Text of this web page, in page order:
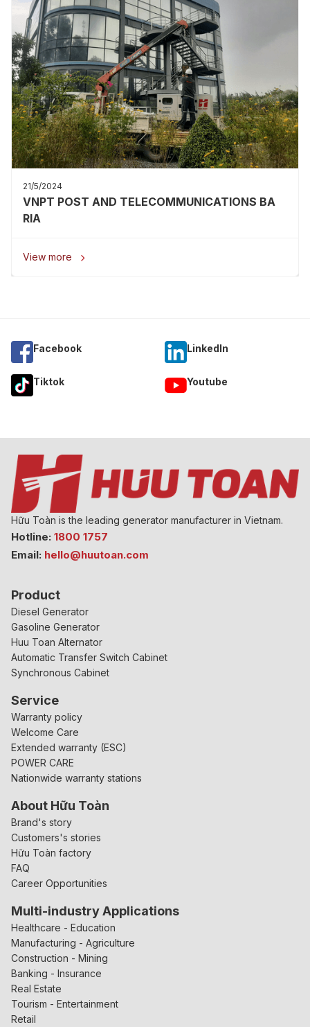
21/5/2024
VNPT POST AND TELECOMMUNICATIONS BA
RIA
View more 
Facebook Linkedln
Tiktok Youtube
Hữu Toàn is the leading generator manufacturer in Vietnam.
Hotline: 1800 1757
Email: hello@huutoan.com
Product
Diesel Generator
Gasoline Generator
Huu Toan Alternator
Automatic Transfer Switch Cabinet
Synchronous Cabinet
Service
Warranty policy
Welcome Care
Extended warranty (ESC)
POWER CARE
Nationwide warranty stations
About Hữu Toàn
Brand's story
Customers's stories
Hữu Toàn factory
FAQ
Career Opportunities
Multi-industry Applications
Healthcare - Education
Manufacturing - Agriculture
Construction - Mining
Banking - Insurance
Real Estate
Tourism - Entertainment
Retail